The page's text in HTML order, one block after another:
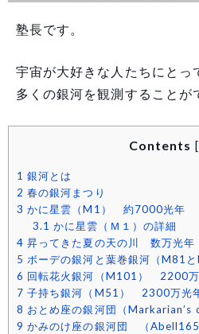
塾長です。
宇宙が大好きな人たちにとっ
多くの銀河を観測することが
Contents [
1 銀河とは
2 春の銀河まつり
3 かに星雲（M1） 約7000光年
3.1 かに星雲（Ｍ１）の詳細
4 昇ってきた夏の天の川 数万光年
5 ボーデの銀河と葉巻銀河（M81
6 回転花火銀河（M101） 2200
7 子持ち銀河（M51） 2300万光
8 おとめ座の銀河団（
9 かみのけ座の銀河団 （